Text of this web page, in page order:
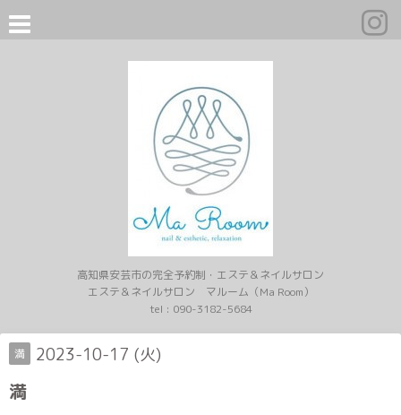
高知県安芸市の完全予約制・エステ＆ネイルサロン
エステ＆ネイルサロン マルーム（Ma Room）
tel : 090-3182-5684
満 2023-10-17 (火)
満